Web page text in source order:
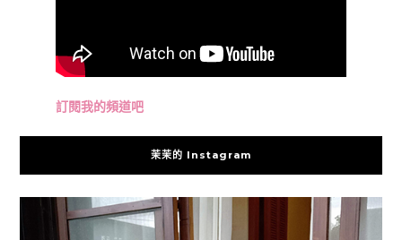
訂閱我的頻道吧
茉茉的 Instagram